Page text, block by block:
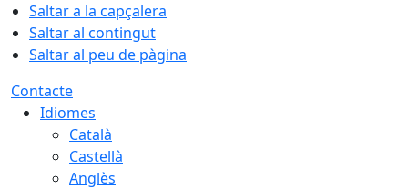
Saltar a la capçalera
Saltar al contingut
Saltar al peu de pàgina
Contacte
Idiomes
Català
Castellà
Anglès